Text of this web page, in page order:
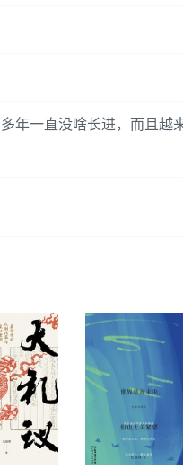
年一直没啥长进，而且越